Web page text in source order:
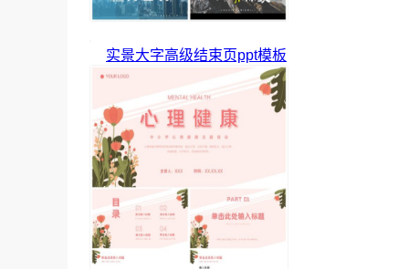
实景大字高级结束页ppt模板